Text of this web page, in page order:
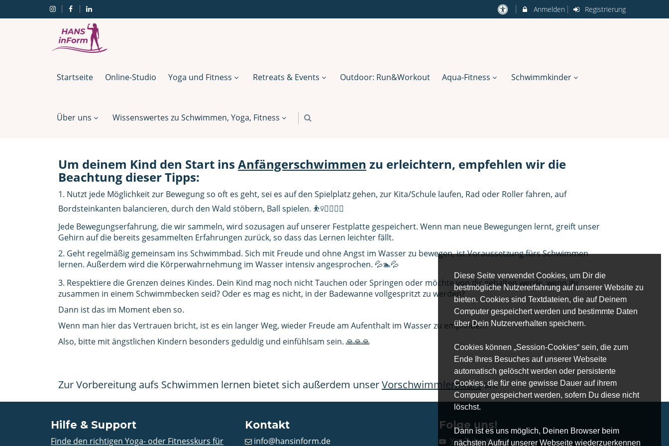
Diese Seite verwendet Cookies, um Dir die
bestmögliche Nutzererfahrung auf unserer Website zu
bieten. Cookies sind Textdateien, die auf Deinem
Computer gespeichert werden und bestimmte Daten
über Dein Nutzerverhalten speichern.
Cookies können „Session-Cookies“ sein, die zum
Ende Ihres Besuches auf unserer Webseite
automatisch gelöscht werden oder persistente
Cookies, die für eine gewisse Dauer auf ihrem
Computer gespeichert werden, sofern Du diese nicht
löschst.
Dann ist es uns möglich, Deinen Browser beim
nächsten Aufruf unserer Webseite wiederzuerkennen
Anmelden Registrierung
Startseite Online-Studio Yoga und Fitness Retreats & Events Outdoor: Run&Workout Aqua-Fitness Schwimmkinder
Über uns Wissenswertes zu Schwimmen, Yoga, Fitness
Um deinem Kind den Start ins Anfängerschwimmen zu erleichtern, empfehlen wir die
Beachtung dieser Tipps:
1. Nutzt jede Möglichkeit zur Bewegung so oft es geht, sei es auf den Spielplatz gehen, zur Kita/Schule laufen, Rad oder Roller fahren, auf
Bordsteinkanten balancieren, durch den Wald stöbern, Ball spielen. ⛹️‍♀️🤸‍♂️🚴‍♀️
Jede Bewegungserfahrung, die wir sammeln, wird sozusagen auf unserer Festplatte gespeichert. Wenn man neue Bewegungen lernt, greift unser
Gehirn auf die bereits gesammelten Erfahrungen zurück, so dass das Lernen leichter fällt.
2. Geht regelmäßig gemeinsam ins Schwimmbad. Sich mit Freude und ohne Angst im Wasser zu bewegen, ist Voraussetzung fürs Schwimmen
lernen. Außerdem wird die Körperwahrnehmung im Wasser intensiv angesprochen. 💦🏊💦
3. Respektiere die Grenzen deines Kindes. Dein Kind mag noch nicht Tauchen oder Springen oder möchte von dir gehalten werde, wenn ihr
zusammen in einem Schwimmbecken seid? Oder es mag es nicht, in der Badewanne vollgespritzt zu werden?
Dann ist das im Moment eben so.
Wenn man hier das Vertrauen bricht, ist es ein langer Weg, wieder Freude am Aufenthalt im Wasser zu empfinden.
Also, bitte mit ängstlichen Kindern besonders geduldig und einfühlsam sein. 🙏🙏🙏
Zur Vorbereitung aufs Schwimmen lernen bietet sich außerdem unserVorschwimmlernkursan.
Hilfe & Support
Finde den richtigen Yoga- oder Fitnesskurs für
Kontakt
info@hansinform.de
Folge uns!
YouTube-Kanal